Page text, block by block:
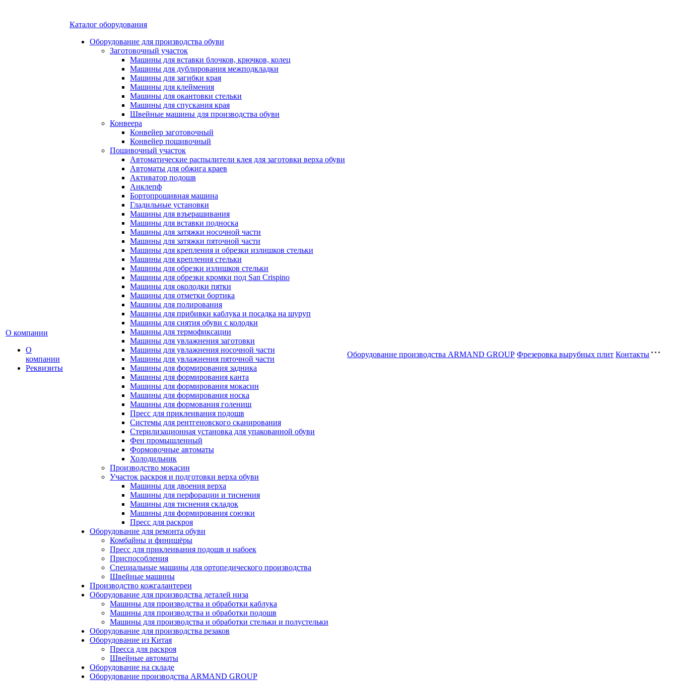
О компании
О
компании
Реквизиты
Каталог оборудования
Оборудование для производства обуви
Заготовочный участок
Машины для вставки блочков, крючков, колец
Машины для дублирования межподкладки
Машины для загибки края
Машины для клеймения
Машины для окантовки стельки
Машины для спускания края
Швейные машины для производства обуви
Конвеера
Конвейер заготовочный
Конвейер пошивочный
Пошивочный участок
Автоматические распылители клея для заготовки верха обуви
Автоматы для обжига краев
Активатор подошв
Анклепф
Бортопрошивная машина
Гладильные установки
Машины для взъерашивания
Машины для вставки подноска
Машины для затяжки носочной части
Машины для затяжки пяточной части
Машины для крепления и обрезки излишков стельки
Машины для крепления стельки
Машины для обрезки излишков стельки
Машины для обрезки кромки под San Crispino
Машины для околодки пятки
Машины для отметки бортика
Машины для полирования
Машины для прибивки каблука и посадка на шуруп
Машины для снятия обуви с колодки
Машины для термофиксации
Машины для увлажнения заготовки
Машины для увлажнения носочной части
Машины для увлажнения пяточной части
Машины для формирования задника
Машины для формирования канта
Машины для формирования мокасин
Машины для формирования носка
Машины для формования голенищ
Пресс для приклеивания подошв
Системы для рентгеновского сканирования
Стерилизационная установка для упакованной обуви
Фен промышленный
Формовочные автоматы
Холодильник
Производство мокасин
Участок раскроя и подготовки верха обуви
Машины для двоения верха
Машины для перфорации и тиснения
Машины для тиснения складок
Машины для формирования союзки
Пресс для раскроя
Оборудование для ремонта обуви
Комбайны и финишёры
Пресс для приклеивания подошв и набоек
Приспособления
Специальные машины для ортопедического производства
Швейные машины
Производство кожгалантереи
Оборудование для производства деталей низа
Машины для производства и обработки каблука
Машины для производства и обработки подошв
Машины для производства и обработки стельки и полустельки
Оборудование для производства резаков
Оборудование из Китая
Пресса для раскроя
Швейные автоматы
Оборудование на складе
Оборудование производства ARMAND GROUP
Оборудование производства ARMAND GROUP Фрезеровка вырубных плит Контакты